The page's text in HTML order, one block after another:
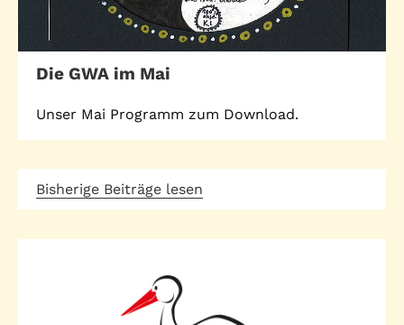
Die GWA im Mai
Unser Mai Programm zum Download.
Bisherige Beiträge lesen